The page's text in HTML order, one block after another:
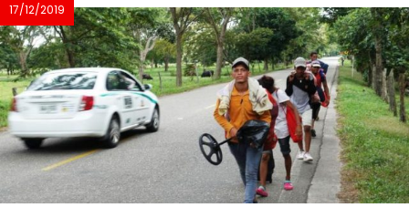
17/12/2019